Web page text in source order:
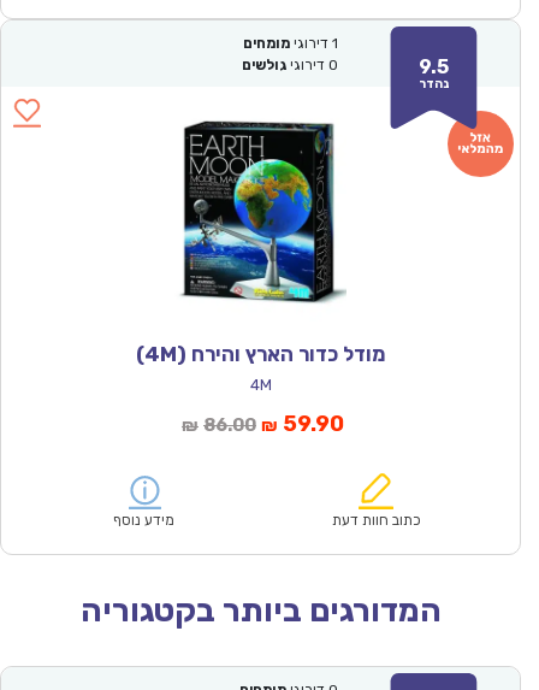
9.5
נהדר
1 דירוגי מומחים
0 דירוגי גולשים
מודל כדור הארץ והירח (4M)
4M
₪ 86.00המחיר
₪86.00.
₪ 59.90המחיר
הוא:
כתוב חוות דעת מידע נוסף
המדורגים ביותר בקטגוריה